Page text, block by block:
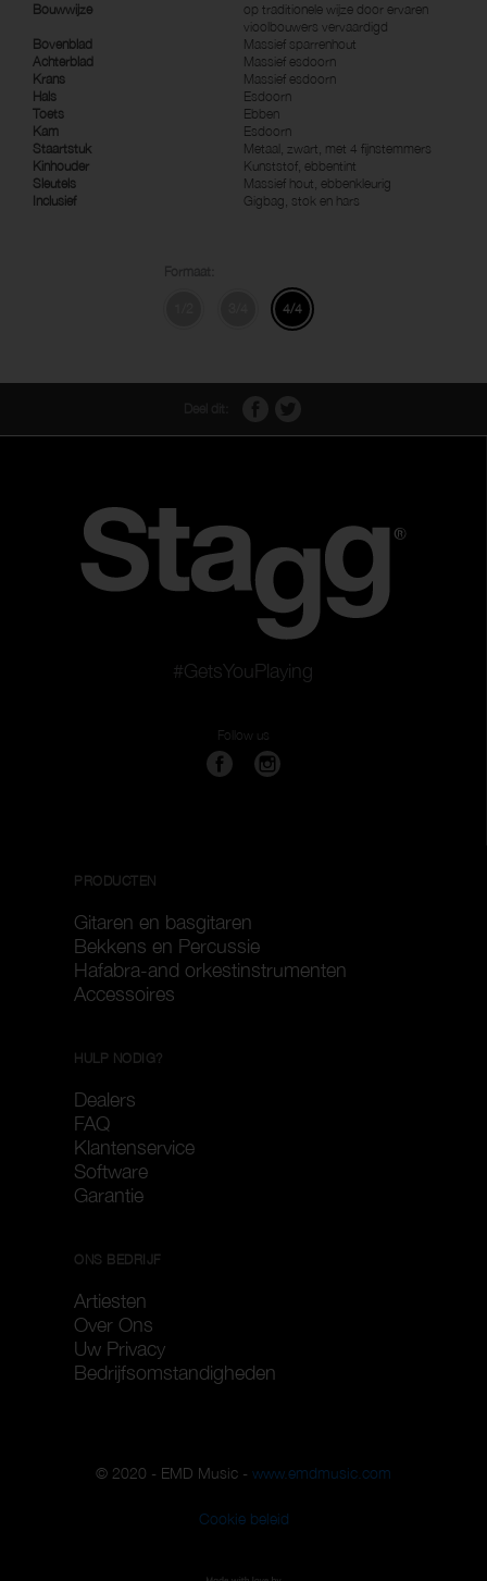
Bouwwijze
op traditionele wijze door ervaren
vioolbouwers vervaardigd
Bovenblad
Massief sparrenhout
Achterblad
Massief esdoorn
Krans
Massief esdoorn
Hals
Esdoorn
Toets
Ebben
Kam
Esdoorn
Staartstuk
Metaal, zwart, met 4 fijnstemmers
Kinhouder
Kunststof, ebbentint
Sleutels
Massief hout, ebbenkleurig
Inclusief
Gigbag, stok en hars
4/4
#GetsYouPlaying
Follow us
PRODUCTEN
Gitaren en basgitaren
Bekkens en Percussie
Hafabra-and orkestinstrumenten
Accessoires
HULP NODIG?
Dealers
FAQ
Klantenservice
Software
Garantie
ONS BEDRIJF
Artiesten
Over Ons
Uw Privacy
Bedrijfsomstandigheden
© 2020 - EMD Music - www.emdmusic.com
Cookie beleid